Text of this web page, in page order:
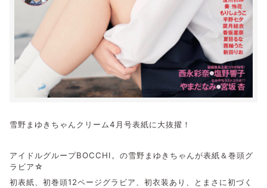
雪野まゆきちゃんクリーム4月号表紙に大抜擢！
アイドルグループBOCCHI。の雪野まゆきちゃんが表紙＆巻頭グ
ラビア☆
初表紙、初巻頭12ページグラビア、初衣装あり、とまさに初づく